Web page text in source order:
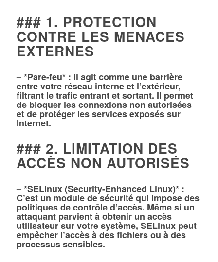
### 1. PROTECTION
CONTRE LES MENACES
EXTERNES
– *Pare-feu* : Il agit comme une barrière
entre votre réseau interne et l’extérieur,
filtrant le trafic entrant et sortant. Il permet
de bloquer les connexions non autorisées
et de protéger les services exposés sur
Internet.
### 2. LIMITATION DES
ACCÈS NON AUTORISÉS
– *SELinux (Security-Enhanced Linux)* :
C’est un module de sécurité qui impose des
politiques de contrôle d’accès. Même si un
attaquant parvient à obtenir un accès
utilisateur sur votre système, SELinux peut
empêcher l’accès à des fichiers ou à des
processus sensibles.